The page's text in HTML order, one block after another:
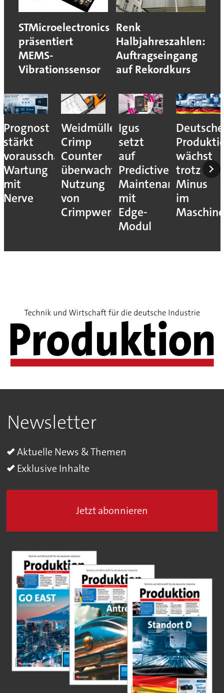
STMicroelectronics
präsentiert
MEMS-
Vibrationssensor
Renk
Halbjahreszahlen:
Auftragseingang
auf Rekordkurs
Prognost
stärkt
vorausschauende
Wartung
mit
Nerve
Weidmüller:
Crimp
Counter
überwacht
Nutzung
von
Crimpwerkzeugen
Igus
setzt
auf
Predictive
Maintenance
mit
Edge-
Modul
Deutsche
wächst
trotz
Minus
im
Newsletter
Aktuelle News & Themen
Exklusive Inhalte
Jetzt abonnieren